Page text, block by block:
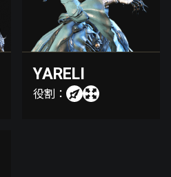
YARELI
役割：